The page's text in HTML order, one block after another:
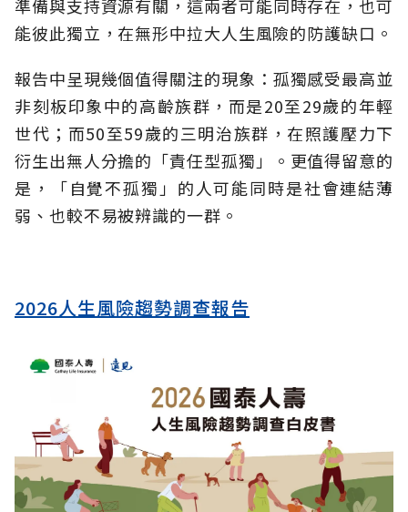
準備與支持資源有關，這兩者可能同時存在，也可
能彼此獨立，在無形中拉大人生風險的防護缺口。
報告中呈現幾個值得關注的現象：孤獨感受最高並
非刻板印象中的高齡族群，而是20至29歲的年輕
世代；而50至59歲的三明治族群，在照護壓力下
衍生出無人分擔的「責任型孤獨」。更值得留意的
是，「自覺不孤獨」的人可能同時是社會連結薄
弱、也較不易被辨識的一群。
2026人生風險趨勢調查報告